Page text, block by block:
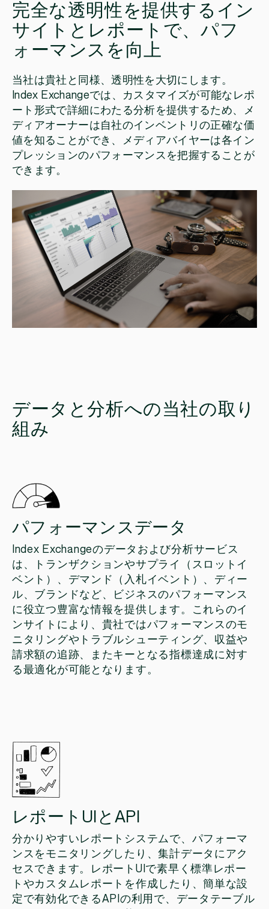
完全な透明性を提供するイン
サイトとレポートで、パフ
ォーマンスを向上
当社は貴社と同様、透明性を大切にします。
Index Exchangeでは、カスタマイズが可能なレポ
ート形式で詳細にわたる分析を提供するため、メ
ディアオーナーは自社のインベントリの正確な価
値を知ることができ、メディアバイヤーは各イン
プレッションのパフォーマンスを把握することが
できます。
データと分析への当社の取り
組み
パフォーマンスデータ
Index Exchangeのデータおよび分析サービス
は、トランザクションやサプライ（スロットイ
ベント）、デマンド（入札イベント）、ディー
ル、ブランドなど、ビジネスのパフォーマンス
に役立つ豊富な情報を提供します。これらのイ
ンサイトにより、貴社ではパフォーマンスのモ
ニタリングやトラブルシューティング、収益や
請求額の追跡、またキーとなる指標達成に対す
る最適化が可能となります。
レポートUIとAPI
分かりやすいレポートシステムで、パフォーマ
ンスをモニタリングしたり、集計データにアク
セスできます。レポートUIで素早く標準レポー
トやカスタムレポートを作成したり、簡単な設
定で有効化できるAPIの利用で、データテーブル